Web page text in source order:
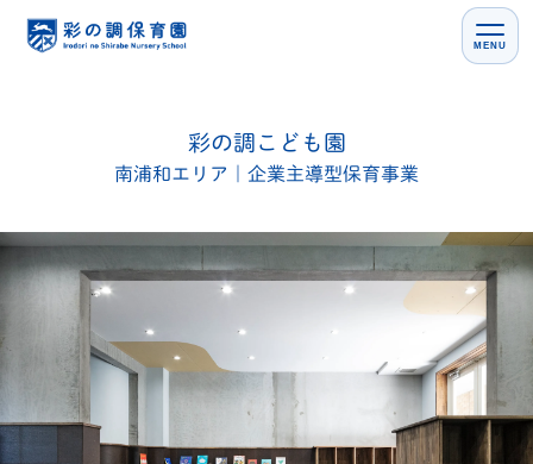
MENU
彩の調こども園
南浦和エリア｜企業主導型保育事業